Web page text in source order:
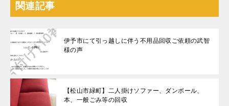
関連記事
伊予市にて引っ越しに伴う不用品回収ご依頼の武智
様の声
【松山市緑町】二人掛けソファー、ダンボール、
本、一般ごみ等の回収